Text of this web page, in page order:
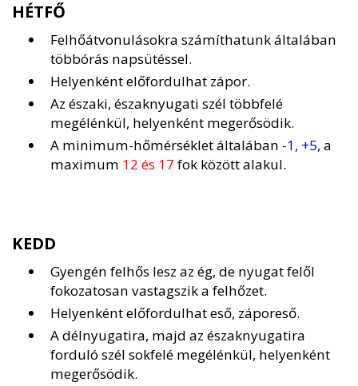
HÉTFŐ
Felhőátvonulásokra számíthatunk általában
többórás napsütéssel.
Helyenként előfordulhat zápor.
Az északi, északnyugati szél többfelé
megélénkül, helyenként megerősödik.
A minimum-hőmérséklet általában -1, +5, a
maximum 12 és 17 fok között alakul.
KEDD
Gyengén felhős lesz az ég, de nyugat felől
fokozatosan vastagszik a felhőzet.
Helyenként előfordulhat eső, záporeső.
A délnyugatira, majd az északnyugatira
forduló szél sokfelé megélénkül, helyenként
megerősödik.